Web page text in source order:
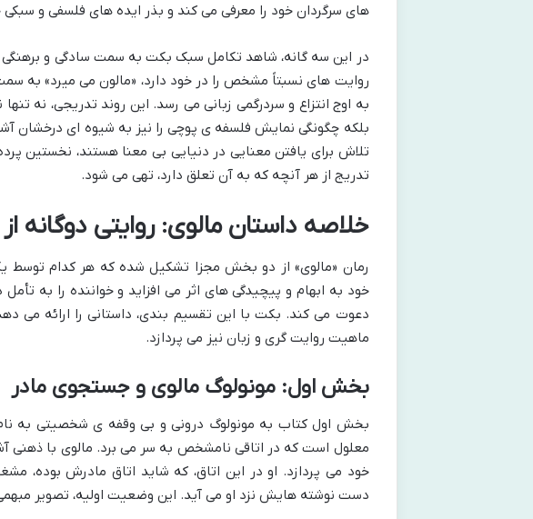
های سرگردان خود را معرفی می کند و بذر ایده های فلسفی و سبکی
در این سه گانه، شاهد تکامل سبک بکت به سمت سادگی و برهنگی
روایت های نسبتاً مشخص را در خود دارد، «مالون می میرد» به
به اوج انتزاع و سردرگمی زبانی می رسد. این روند تدریجی، نه
بلکه چگونگی نمایش فلسفه ی پوچی را نیز به شیوه ای درخشان
تلاش برای یافتن معنایی در دنیایی بی معنا هستند، نخستین
تدریج از هر آنچه که به آن تعلق دارد، تهی می شود.
خلاصه داستان مالوی: روایتی دوگانه
رمان «مالوی» از دو بخش مجزا تشکیل شده که هر کدام توسط
خود به ابهام و پیچیدگی های اثر می افزاید و خواننده را به
دعوت می کند. بکت با این تقسیم بندی، داستانی را ارائه
ماهیت روایت گری و زبان نیز می پردازد.
بخش اول: مونولوگ مالوی و جستجوی مادر
بخش اول کتاب به مونولوگ درونی و بی وقفه ی شخصیتی به نام
معلول است که در اتاقی نامشخص به سر می برد. مالوی با ذهنی
خود می پردازد. او در این اتاق، که شاید اتاق مادرش بوده،
دست نوشته هایش نزد او می آید. این وضعیت اولیه، تصویر مبهمی